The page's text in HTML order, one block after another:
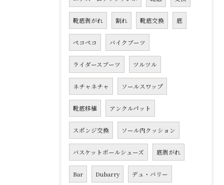
靴底剥がれ 割れ 靴底交換 底
ペコペコ バイクブーツ
ライダースブーツ ツルツル
ネチャネチャ ソールスワップ
靴底移植 アンクルパット
スポンジ交換 ソール内クッション
バスケットボールシューズ 底剥がれ
Bar Dubarry デュ・バリー